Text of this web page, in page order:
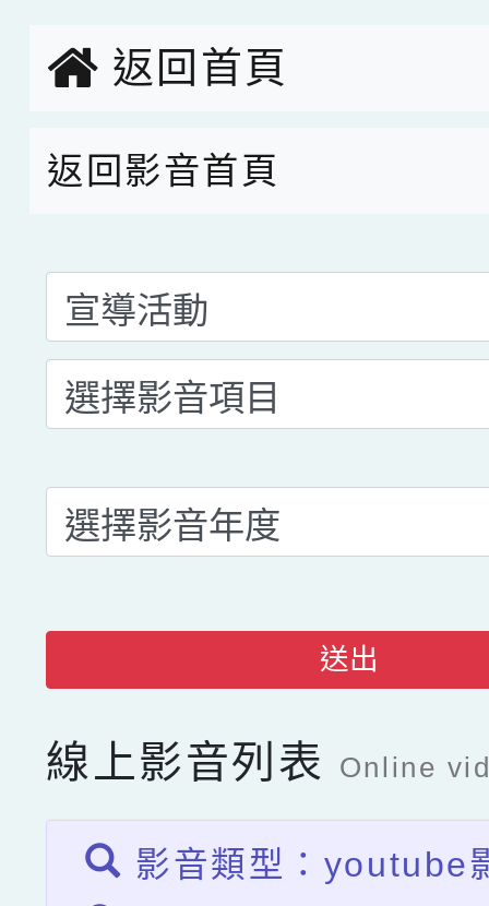
創客第三名。
返回首頁
返回影音首頁
送出
線上影音列表 Online
影音類型：youtube